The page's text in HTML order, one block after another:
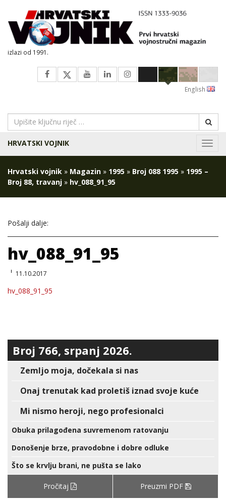
izlazi od 1991.
English
HRVATSKI VOJNIK
Hrvatski vojnik » Magazin » 1995 » Broj 088 1995 » 1995 –
Broj 88, travanj » hv_088_91_95
Pošalji dalje:
hv_088_91_95
11.10.2017
hv_088_91_95
Broj 766, srpanj 2026.
Zemljo moja, dočekala si nas
Onaj trenutak kad proletiš iznad svoje kuće
Mi nismo heroji, nego profesionalci
Obuka prilagođena suvremenom ratovanju
Donošenje brze, pravodobne i dobre odluke
Što se krvlju brani, ne pušta se lako
Pročitaj Preuzmi PDF